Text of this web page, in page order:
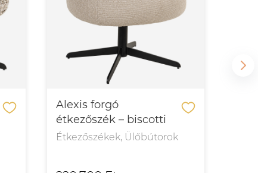
Alexis forgó
étkezőszék – biscotti
Étkezőszékek, Ülőbútorok